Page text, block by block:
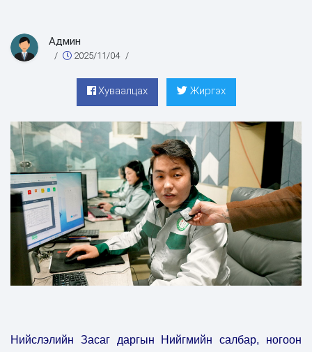
Админ
/ 2025/11/04 /
Хуваалцах Жиргэх
Нийслэлийн Засаг даргын Нийгмийн салбар, ногоон